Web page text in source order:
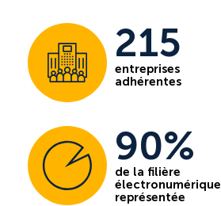
215
entreprises
adhérentes
90%
de la filière
électronumérique
représentée